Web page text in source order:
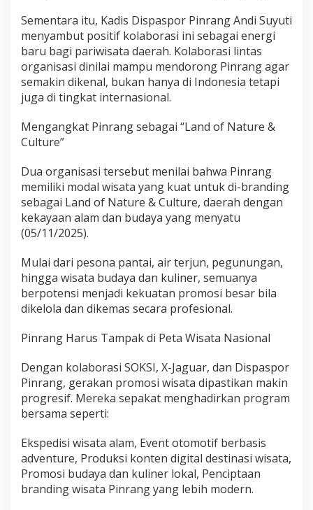
M
a
n
c
a
e
r
Sementara itu, Kadis Dispaspor Pinrang Andi Suyuti
menyambut positif kolaborasi ini sebagai energi
baru bagi pariwisata daerah. Kolaborasi lintas
organisasi dinilai mampu mendorong Pinrang agar
semakin dikenal, bukan hanya di Indonesia tetapi
juga di tingkat internasional.
Mengangkat Pinrang sebagai “Land of Nature &
Culture”
Dua organisasi tersebut menilai bahwa Pinrang
memiliki modal wisata yang kuat untuk di-branding
sebagai Land of Nature & Culture, daerah dengan
kekayaan alam dan budaya yang menyatu
(05/11/2025).
Mulai dari pesona pantai, air terjun, pegunungan,
hingga wisata budaya dan kuliner, semuanya
berpotensi menjadi kekuatan promosi besar bila
dikelola dan dikemas secara profesional.
Pinrang Harus Tampak di Peta Wisata Nasional
Dengan kolaborasi SOKSI, X-Jaguar, dan Dispaspor
Pinrang, gerakan promosi wisata dipastikan makin
progresif. Mereka sepakat menghadirkan program
bersama seperti:
Ekspedisi wisata alam, Event otomotif berbasis
adventure, Produksi konten digital destinasi wisata,
Promosi budaya dan kuliner lokal, Penciptaan
branding wisata Pinrang yang lebih modern.